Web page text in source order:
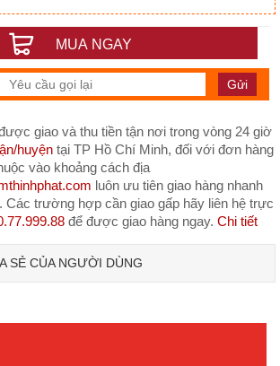
MUA NGAY
giao và thu tiền tận nơi trong vòng 24 giờ
huyện tại TP Hồ Chí Minh, đối với đơn hàng
vào khoảng cách địa
luôn ưu tiên giao hàng nhanh
Các trường hợp cần giao gấp hãy liên hệ trực
để được giao hàng ngay. Chi tiết
SẺ CỦA NGƯỜI DÙNG